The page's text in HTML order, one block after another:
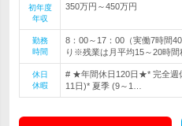
初年度
年収
350万円～450万円
勤務
時間
8：00～17：00（実働7時間
り※残業は月平均15～20時間
休日
休暇
# ★年間休日120日★* 完全週
11日)* 夏季 (9～1…